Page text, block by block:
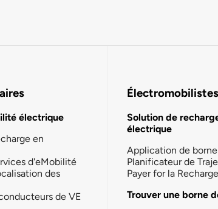
électrique
en
d'eMobilité
des
de VE
Électromobilistes
Solution de
électrique
Application de
Planificateur de
Payer for la
Trouver une borne